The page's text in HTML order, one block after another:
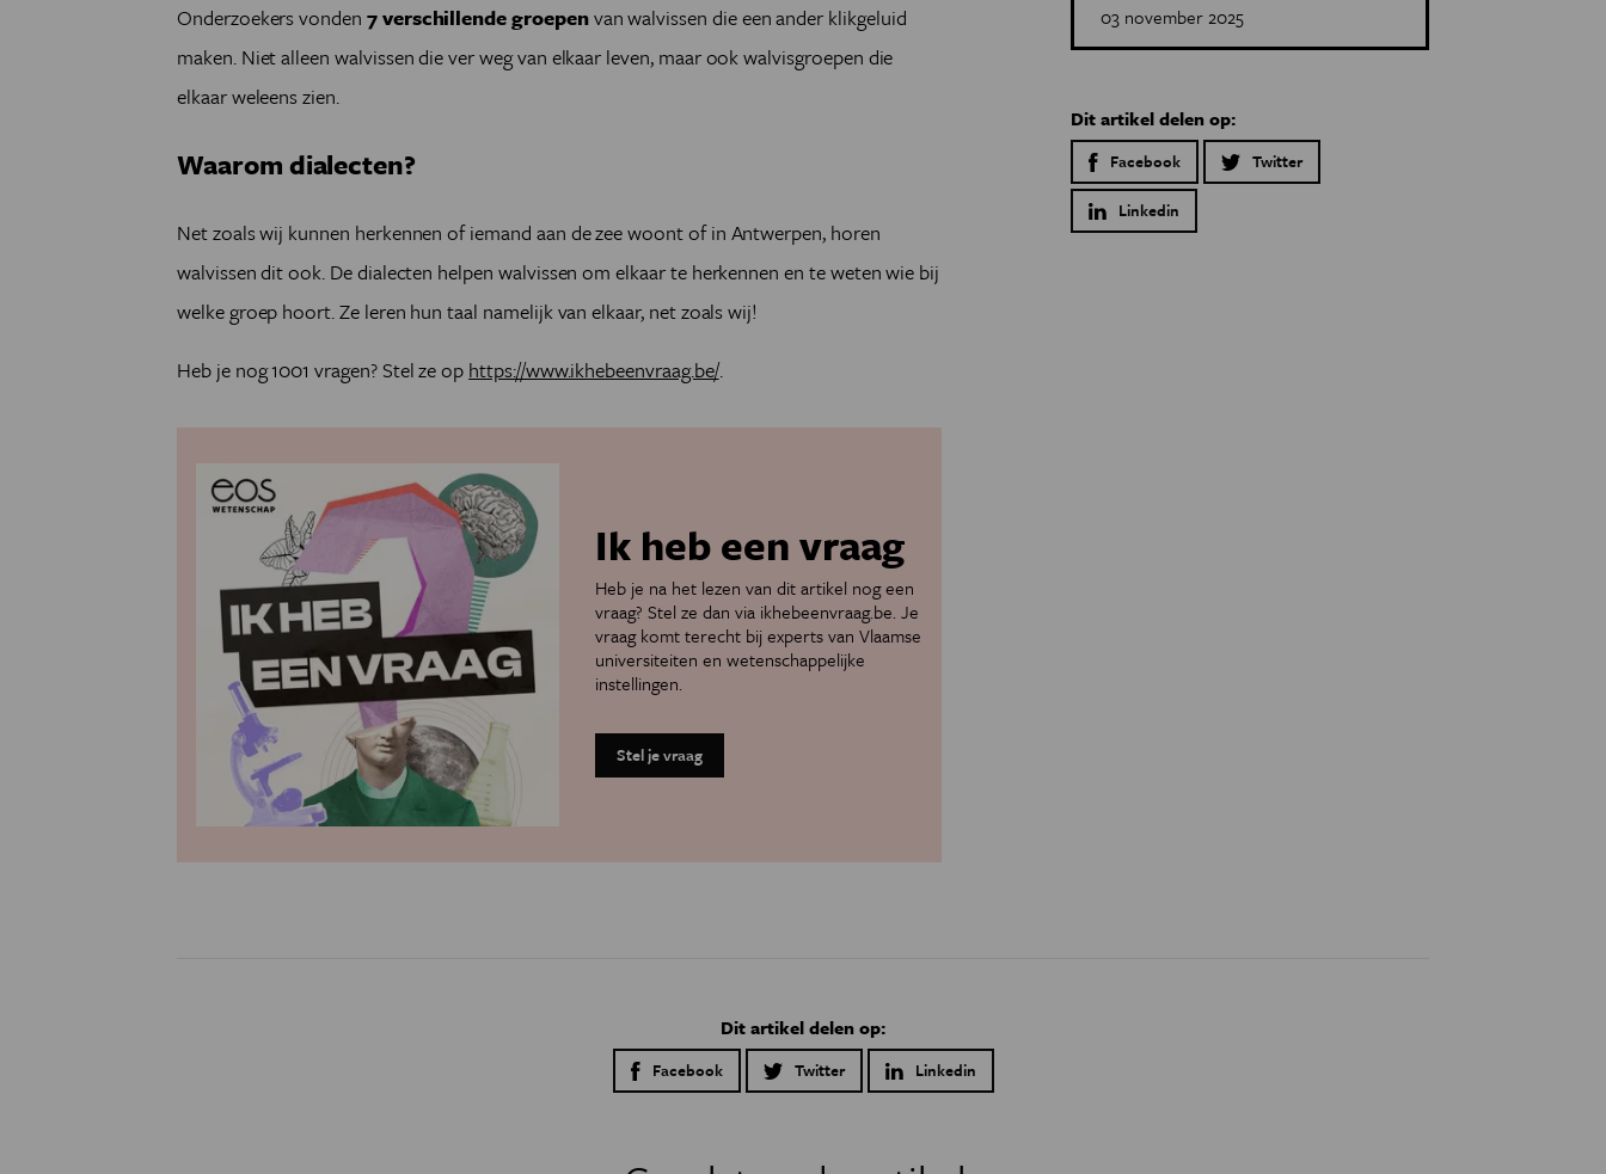
Onderzoekers vonden 7 verschillende groepenvan walvissen die een ander klikgeluid
maken. Niet alleen walvissen die ver weg van elkaar leven, maar ook walvisgroepen die
elkaar weleens zien.
Waarom dialecten?
Net zoals wij kunnen herkennen of iemand aan de zee woont of in Antwerpen, horen
walvissen dit ook. De dialecten helpen walvissen om elkaar te herkennen en te weten wie bij
welke groep hoort. Ze leren hun taal namelijk van elkaar, net zoals wij!
Heb je nog 1001 vragen? Stel ze op https://www.ikhebeenvraag.be/.
Ik heb een vraag
Heb je na het lezen van dit artikel nog een
vraag? Stel ze dan via ikhebeenvraag.be. Je
vraag komt terecht bij experts van Vlaamse
universiteiten en wetenschappelijke
instellingen.
Stel je vraag
03 november 2025
Dit artikel delen op:
Facebook Twitter
Linkedin
Dit artikel delen op:
Facebook Twitter Linkedin